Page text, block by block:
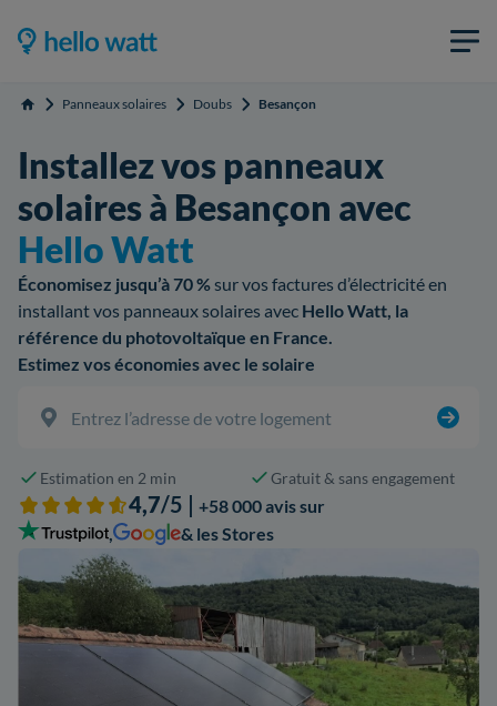
Accueil Panneaux solaires Doubs Besançon
Installez vos panneaux
solaires à Besançon avec
Hello Watt
Économisez jusqu’à 70 %sur vos factures d’électricité en
installant vos panneaux solaires avec Hello Watt, la
référence du photovoltaïque en France.
Estimez vos économies avec le solaire
Estimation en 2 min Gratuit & sans engagement
4,7/5 | +58 000 avis sur
,
& les Stores